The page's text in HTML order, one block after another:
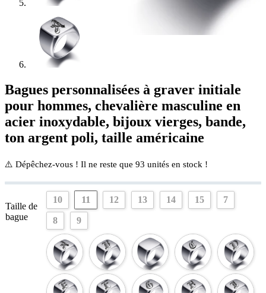
Bagues personnalisées à graver initiale
pour hommes, chevalière masculine en
acier inoxydable, bijoux vierges, bande,
ton argent poli, taille américaine
⚠️ Dépêchez-vous ! Il ne reste que 93 unités en stock !
Taille de
bague
10 11 12 13 14 15 7
8 9